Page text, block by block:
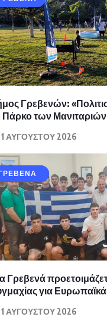
Γρεβενών:
Πάρκο των Μανιταριών
1 ΑΥΓΟΎΣΤΟΥ 2026
Γρεβενά
για Ευρωπαϊκά
1 ΑΥΓΟΎΣΤΟΥ 2026